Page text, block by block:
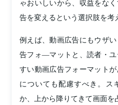
ゃおいしいから、収益をな
告を変えるという選択肢を考
例えば、動画広告にもウザ
告フォ―マットと、読者・
すい動画広告フォーマット
についても配慮すべき。ス
か、上から降りてきて画面を